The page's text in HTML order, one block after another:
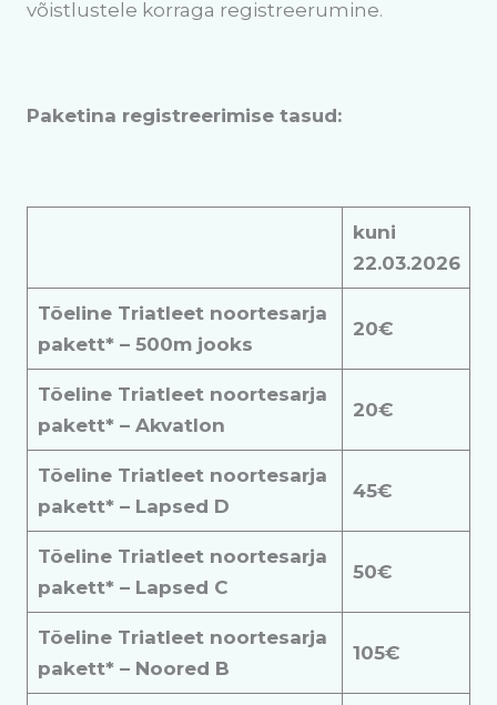
võistlustele korraga registreerumine.
Paketina registreerimise tasud:
kuni
22.03.2026
Tõeline Triatleet noortesarja
pakett* – 500m jooks
20€
Tõeline Triatleet noortesarja
pakett* – Akvatlon
20€
Tõeline Triatleet noortesarja
pakett* – Lapsed D
45€
Tõeline Triatleet noortesarja
pakett* – Lapsed C
50€
Tõeline Triatleet noortesarja
pakett* – Noored B
105€